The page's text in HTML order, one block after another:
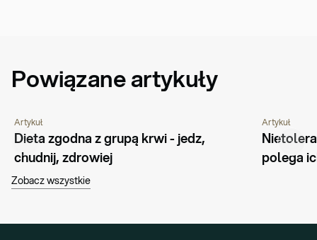
Powiązane artykuły
PORADNIK
Artykuł
Dieta zgodna z grupą krwi - jedz,
chudnij, zdrowiej
ŻYWIENIE
Artykuł
polega
Zobacz wszystkie